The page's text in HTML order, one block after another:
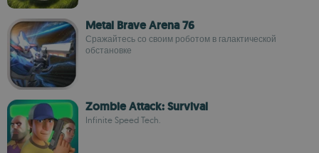
Metal Brave Arena 76
Сражайтесь со своим роботом в галактической
обстановке
Zombie Attack: Survival
Infinite Speed Tech.